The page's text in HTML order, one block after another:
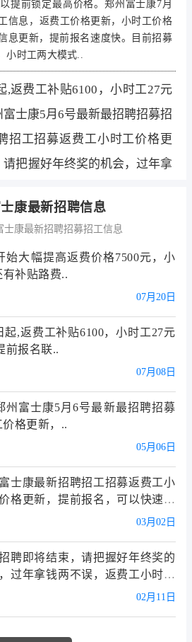
提前锁定最高价格。郑州富士康7月
信息，返费工价格更新，小时工价格
息更新，提前报名速度快。目前招募
小时工两大模式..
,返费工补贴6100，小时工27元
报名联..
士康5月6号最新最招聘招募招
新，..
招工招募返费工小时工价格更
速报名..
把握好年终奖的机会，过年拿
康最新招聘信息
士康最新招聘招募招工信息
始大幅提高返费价格7500元，小
有补贴路费..
07月20日
起,返费工补贴6100，小时工27元
前报名联..
07月08日
州富士康5月6号最新最招聘招募
格更新，..
05月06日
士康最新招聘招工招募返费工小
格更新，提前报名，可以快速报
03月02日
聘即将结束，请把握好年终奖的
过年拿钱两不误，返费工小时工
02月11日